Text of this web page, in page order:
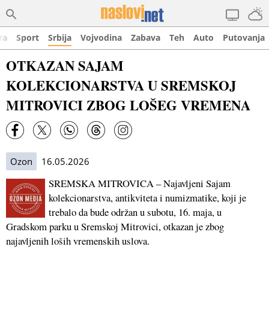
Sport Srbija Vojvodina Zabava Teh Auto Putovanja
OTKAZAN SAJAM
KOLEKCIONARSTVA U SREMSKOJ
MITROVICI ZBOG LOŠEG VREMENA
Ozon 16.05.2026
SREMSKA MITROVICA – Najavljeni Sajam
kolekcionarstva, antikviteta i numizmatike, koji je
trebalo da bude održan u subotu, 16. maja, u
Gradskom parku u Sremskoj Mitrovici, otkazan je zbog
najavljenih loših vremenskih uslova.